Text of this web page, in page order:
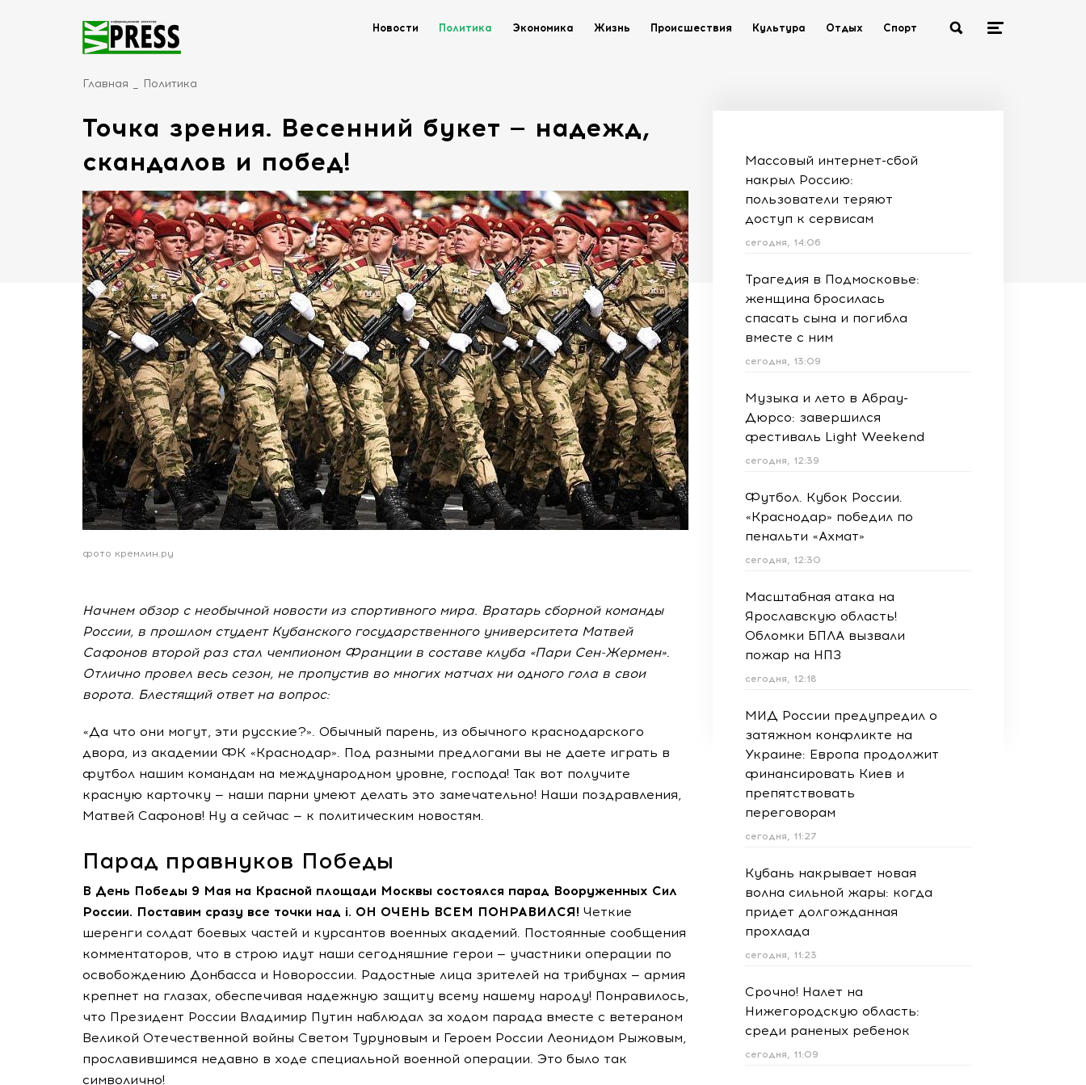
Новости Политика Экономика Жизнь Происшествия Культура Отдых Спорт
Главная Политика
Точка зрения. Весенний букет — надежд,
скандалов и побед!
фото кремлин.ру
Начнем обзор с необычной новости из спортивного мира. Вратарь сборной команды
России, в прошлом студент Кубанского государственного университета Матвей
Сафонов второй раз стал чемпионом Франции в составе клуба «Пари Сен-Жермен».
Отлично провел весь сезон, не пропустив во многих матчах ни одного гола в свои
ворота. Блестящий ответ на вопрос:
«Да что они могут, эти русские?». Обычный парень, из обычного краснодарского
двора, из академии ФК «Краснодар». Под разными предлогами вы не даете играть в
футбол нашим командам на международном уровне, господа! Так вот получите
красную карточку — наши парни умеют делать это замечательно! Наши поздравления,
Матвей Сафонов! Ну а сейчас — к политическим новостям.
Парад правнуков Победы
В День Победы 9 Мая на Красной площади Москвы состоялся парад Вооруженных Сил
России. Поставим сразу все точки над i. ОН ОЧЕНЬ ВСЕМ ПОНРАВИЛСЯ! Четкие
шеренги солдат боевых частей и курсантов военных академий. Постоянные сообщения
комментаторов, что в строю идут наши сегодняшние герои — участники операции по
освобождению Донбасса и Новороссии. Радостные лица зрителей на трибунах — армия
крепнет на глазах, обеспечивая надежную защиту всему нашему народу! Понравилось,
что Президент России Владимир Путин наблюдал за ходом парада вместе с ветераном
Великой Отечественной войны Светом Туруновым и Героем России Леонидом Рыжовым,
прославившимся недавно в ходе специальной военной операции. Это было так
символично!
Массовый интернет-сбой
накрыл Россию:
пользователи теряют
доступ к сервисам
сегодня, 14:06
Трагедия в Подмосковье:
женщина бросилась
спасать сына и погибла
вместе с ним
сегодня, 13:09
Музыка и лето в Абрау-
Дюрсо: завершился
фестиваль Light Weekend
сегодня, 12:39
Футбол. Кубок России.
«Краснодар» победил по
пенальти «Ахмат»
сегодня, 12:30
Масштабная атака на
Ярославскую область!
Обломки БПЛА вызвали
пожар на НПЗ
сегодня, 12:18
МИД России предупредил о
затяжном конфликте на
Украине: Европа продолжит
финансировать Киев и
препятствовать
переговорам
сегодня, 11:27
Кубань накрывает новая
волна сильной жары: когда
придет долгожданная
прохлада
сегодня, 11:23
Срочно! Налет на
Нижегородскую область:
среди раненых ребенок
сегодня, 11:09